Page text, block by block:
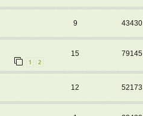
9 43430
1 2
15 79145
12 52173